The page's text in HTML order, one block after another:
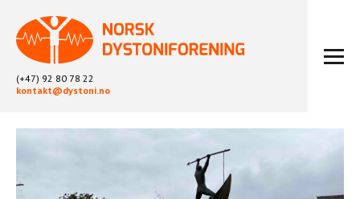
(+47) 92 80 78 22
kontakt@dystoni.no
LOKALLAG